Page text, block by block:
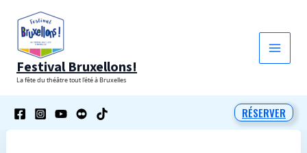
contenu
Festival Bruxellons!
La fête du théâtre tout l'été à Bruxelles
RÉSERVER